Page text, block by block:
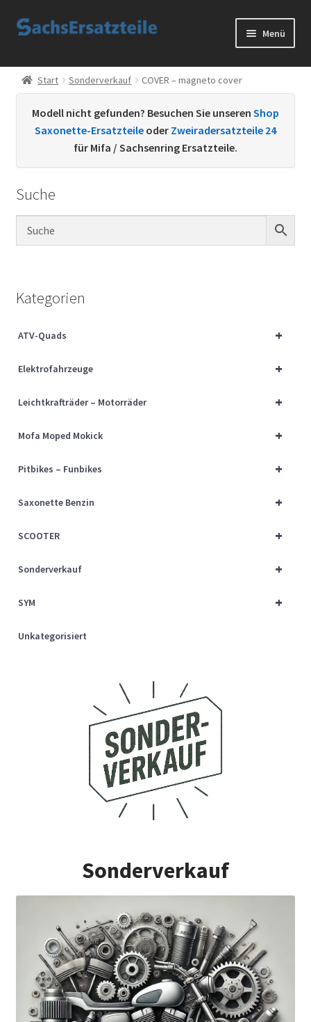
Zur
Zum
Menü
Start
Kontakt
Widerrufsbelehrung
Cart
Checkout
My account
Start Sonderverkauf COVER – magneto cover
Modell nicht gefunden? Besuchen Sie unseren Shop
Saxonette-Ersatzteile oder Zweiradersatzteile 24
für Mifa / Sachsenring Ersatzteile.
Suche
Kategorien
+
ATV-Quads
+
Elektrofahrzeuge
+
Leichtkrafträder – Motorräder
+
Mofa Moped Mokick
+
Pitbikes – Funbikes
+
Saxonette Benzin
+
SCOOTER
+
Sonderverkauf
+
SYM
Unkategorisiert
Sonderverkauf